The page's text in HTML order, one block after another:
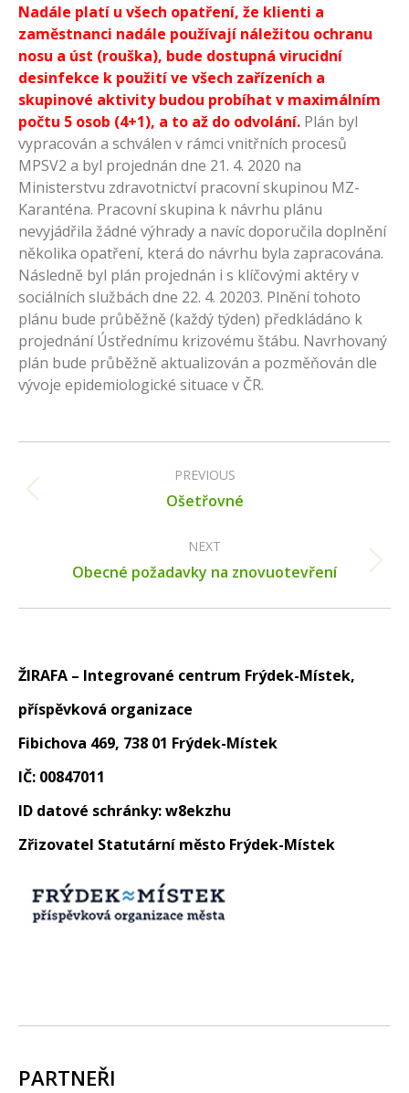
Nadále platí u všech opatření, že klienti a
zaměstnanci nadále používají náležitou ochranu
nosu a úst (rouška), bude dostupná virucidní
desinfekce k použití ve všech zařízeních a
skupinové aktivity budou probíhat v maximálním
počtu 5 osob (4+1), a to až do odvolání. Plán byl
vypracován a schválen v rámci vnitřních procesů
MPSV2 a byl projednán dne 21. 4. 2020 na
Ministerstvu zdravotnictví pracovní skupinou MZ-
Karanténa. Pracovní skupina k návrhu plánu
nevyjádřila žádné výhrady a navíc doporučila doplnění
několika opatření, která do návrhu byla zapracována.
Následně byl plán projednán i s klíčovými aktéry v
sociálních službách dne 22. 4. 20203. Plnění tohoto
plánu bude průběžně (každý týden) předkládáno k
projednání Ústřednímu krizovému štábu. Navrhovaný
plán bude průběžně aktualizován a pozměňován dle
vývoje epidemiologické situace v ČR.
navigation
PREVIOUS
Previous
Ošetřovné
NEXT
Next
Obecné požadavky na znovuotevření
ŽIRAFA – Integrované centrum Frýdek-Místek,
příspěvková organizace
Fibichova 469, 738 01 Frýdek-Místek
IČ: 00847011
ID datové schránky: w8ekzhu
Zřizovatel Statutární město Frýdek-Místek
PARTNEŘI